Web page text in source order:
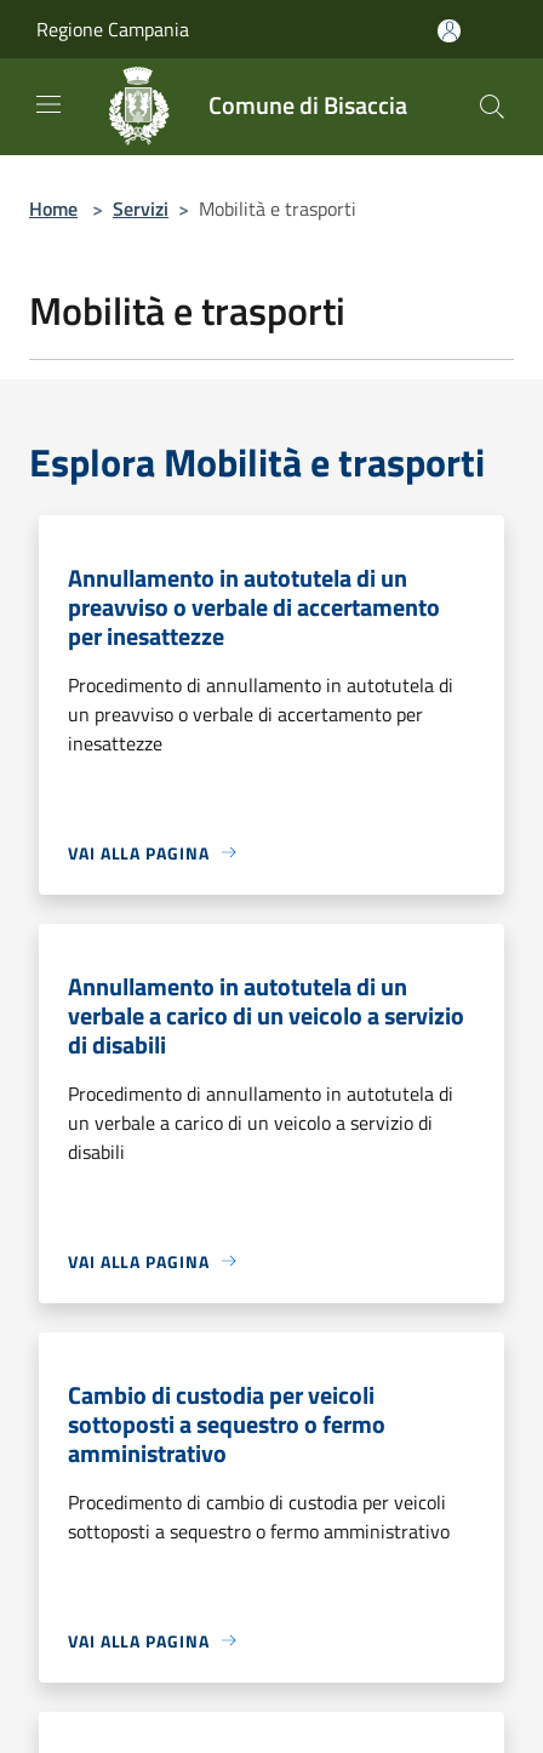
Regione Campania
Comune di Bisaccia
Home > Servizi > Mobilità e trasporti
Mobilità e trasporti
Esplora Mobilità e trasporti
Annullamento in autotutela di un
preavviso o verbale di accertamento
per inesattezze
Procedimento di annullamento in autotutela di
un preavviso o verbale di accertamento per
inesattezze
VAI ALLA PAGINA
Annullamento in autotutela di un
verbale a carico di un veicolo a servizio
di disabili
Procedimento di annullamento in autotutela di
un verbale a carico di un veicolo a servizio di
disabili
VAI ALLA PAGINA
Cambio di custodia per veicoli
sottoposti a sequestro o fermo
amministrativo
Procedimento di cambio di custodia per veicoli
sottoposti a sequestro o fermo amministrativo
VAI ALLA PAGINA